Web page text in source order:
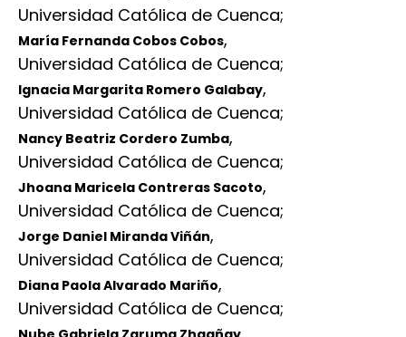
Universidad Católica de Cuenca;
María Fernanda Cobos Cobos,
Universidad Católica de Cuenca;
Ignacia Margarita Romero Galabay,
Universidad Católica de Cuenca;
Nancy Beatriz Cordero Zumba,
Universidad Católica de Cuenca;
Jhoana Maricela Contreras Sacoto,
Universidad Católica de Cuenca;
Jorge Daniel Miranda Viñán,
Universidad Católica de Cuenca;
Diana Paola Alvarado Mariño,
Universidad Católica de Cuenca;